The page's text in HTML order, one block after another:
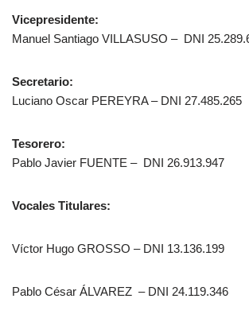
Vicepresidente:
Manuel Santiago VILLASUSO – DNI
Secretario:
Luciano Oscar PEREYRA – DNI 27.485.265
Tesorero:
Pablo Javier FUENTE – DNI 26.913.947
Vocales Titulares:
Víctor Hugo GROSSO – DNI 13.136.199
Pablo César ÁLVAREZ – DNI 24.119.346